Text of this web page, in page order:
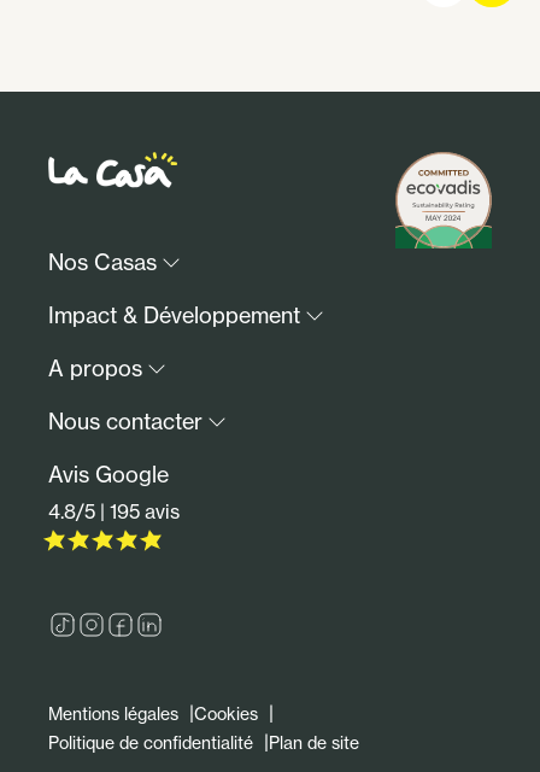
Nos Casas
Paris & Ile-de-France
Fontainebleau
Communauté
Devenir candidat
Impact & Développement
Notre impact ESG
A propos
Qui sommes-nous ?
Présentation partenaires - La Casa
Nous contacter
Pour les Casas
01 86 52 87 88
hello@lacasa.io
Avis Google
4.8/5 | 195 avis
Mentions légales
Cookies
Politique de confidentialité
Plan de site